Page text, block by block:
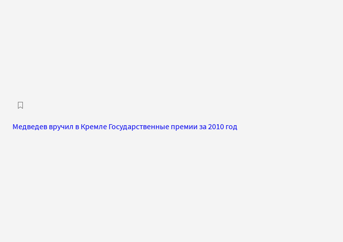
Медведев вручил в Кремле Государственные премии за 2010 год